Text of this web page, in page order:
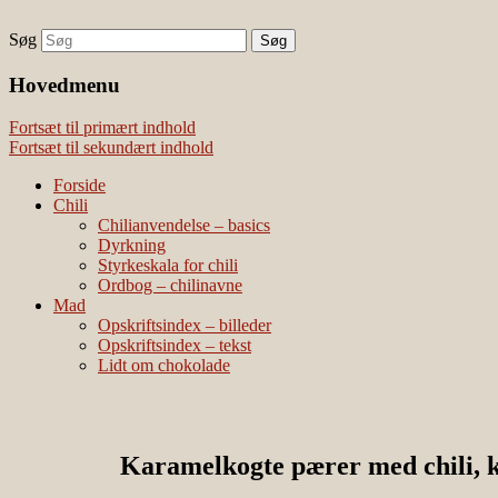
Наши партнеры
лучшие займы
Vivis chili
chili – dyrkning og mad
Søg
Hovedmenu
Fortsæt til primært indhold
Fortsæt til sekundært indhold
Forside
Chili
Chilianvendelse – basics
Dyrkning
Styrkeskala for chili
Ordbog – chilinavne
Mad
Opskriftsindex – billeder
Opskriftsindex – tekst
Lidt om chokolade
Karamelkogte pærer med chili,